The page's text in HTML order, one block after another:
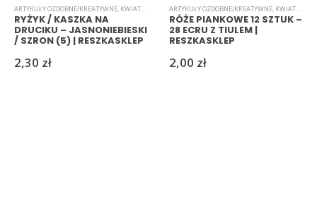
ARTYKUŁY OZDOBNE/KREATYWNE, KWIATKI
RYŻYK / KASZKA NA
DRUCIKU – JASNONIEBIESKI
/ SZRON (5) | RESZKASKLEP
2,30 zł
ARTYKUŁY OZDOBNE/KREATYWNE, KWIATKI
RÓŻE PIANKOWE 12 SZTUK –
28 ECRU Z TIULEM |
RESZKASKLEP
2,00 zł